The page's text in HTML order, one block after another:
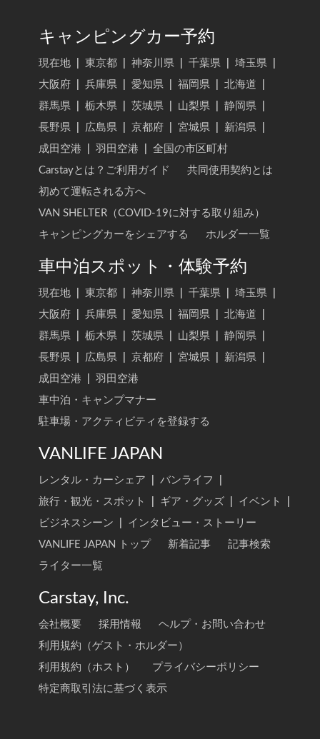
キャンピングカー予約
現在地 東京都 神奈川県 千葉県 埼玉県
大阪府
兵庫県 愛知県 福岡県 北海道
群馬県
栃木県 茨城県 山梨県 静岡県
長野県
広島県 京都府 宮城県 新潟県
成田空港
羽田空港
全国の市区町村
Carstayとは？ご利用ガイド
共同使用契約とは
初めて運転される方へ
VAN SHELTER（COVID-19に対する取り組み）
キャンピングカーをシェアする
ホルダー一覧
車中泊スポット・体験予約
現在地 東京都 神奈川県 千葉県 埼玉県
大阪府
兵庫県 愛知県 福岡県 北海道
群馬県
栃木県 茨城県 山梨県 静岡県
長野県
広島県 京都府 宮城県 新潟県
成田空港
羽田空港
車中泊・キャンプマナー
駐車場・アクティビティを登録する
VANLIFE JAPAN
レンタル・カーシェア バンライフ
旅行・観光・スポット
ギア・グッズ イベント
ビジネスシーン
インタビュー・ストーリー
VANLIFE JAPAN トップ
新着記事
記事検索
ライター一覧
Carstay, Inc.
会社概要 採用情報
ヘルプ・お問い合わせ
利用規約（ゲスト・ホルダー）
利用規約（ホスト）
プライバシーポリシー
特定商取引法に基づく表示